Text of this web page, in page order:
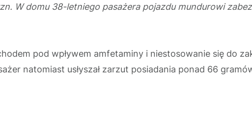
W domu 38-letniego pasażera pojazdu mundurowi
pod wpływem amfetaminy i niestosowanie się do
natomiast usłyszał zarzut posiadania ponad 66